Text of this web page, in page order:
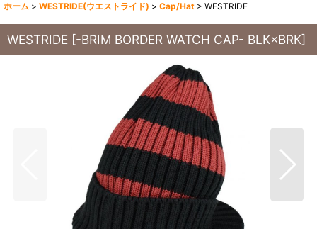
ホーム > WESTRIDE(ウエストライド) > Cap/Hat > WESTRIDE
WESTRIDE [-BRIM BORDER WATCH CAP- BLK×BRK]